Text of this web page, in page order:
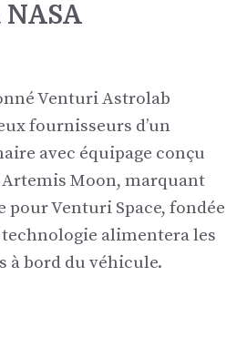
Venturi Astrolab
fournisseurs d’un
avec équipage conçu
Moon, marquant
pour Venturi Space, fondée
alimentera les
à bord du véhicule.